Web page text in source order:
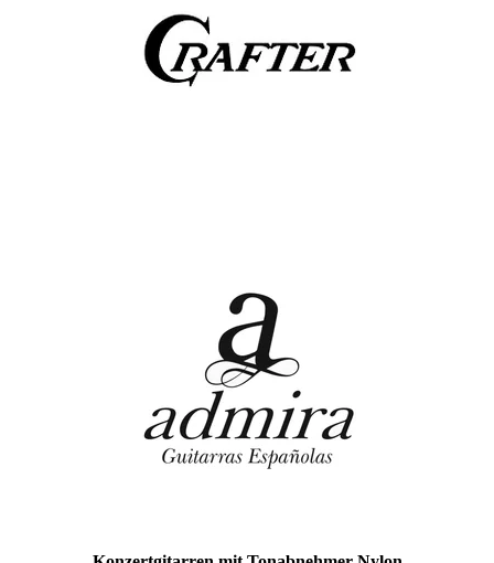
Hier klicken
Hier klicken